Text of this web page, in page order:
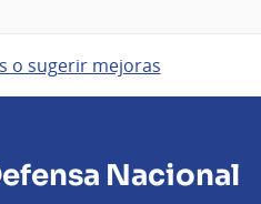
o sugerir mejoras
Nacional